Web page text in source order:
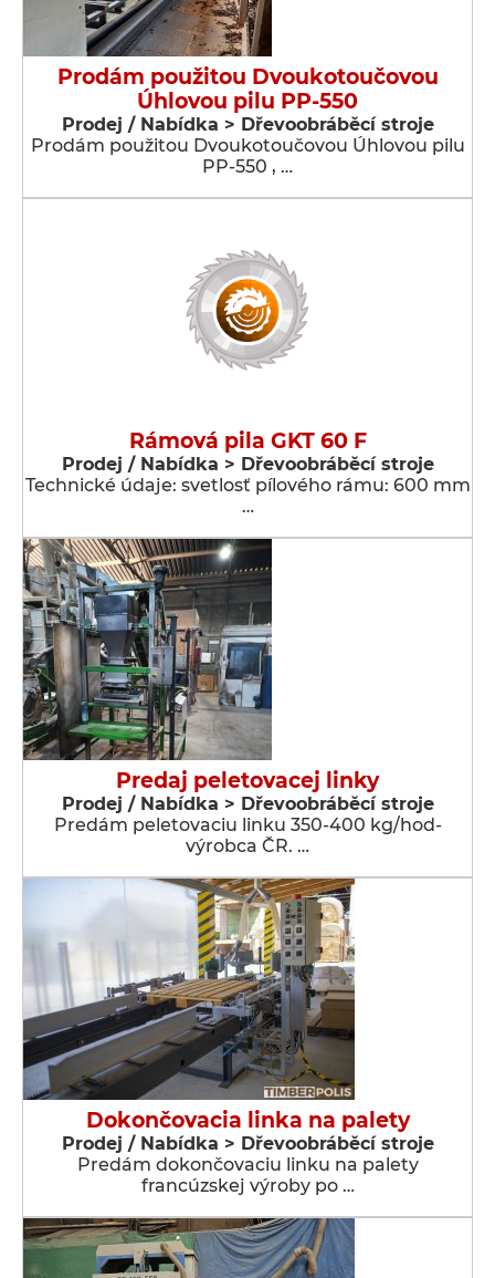
Prodám použitou Dvoukotoučovou
Úhlovou pilu PP-550
Prodej / Nabídka > Dřevoobráběcí stroje
Prodám použitou Dvoukotoučovou Úhlovou pilu
PP-550 , …
Rámová pila GKT 60 F
Prodej / Nabídka > Dřevoobráběcí stroje
Technické údaje: svetlosť pílového rámu: 600 mm
…
Predaj peletovacej linky
Prodej / Nabídka > Dřevoobráběcí stroje
Predám peletovaciu linku 350-400 kg/hod-
výrobca ČR. …
Dokončovacia linka na palety
Prodej / Nabídka > Dřevoobráběcí stroje
Predám dokončovaciu linku na palety
francúzskej výroby po …